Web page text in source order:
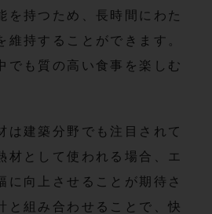
を持つため、長時間にわた
維持することができます。
でも質の高い食事を楽しむ
は建築分野でも注目されて
材として使われる場合、エ
に向上させることが期待さ
と組み合わせることで、快